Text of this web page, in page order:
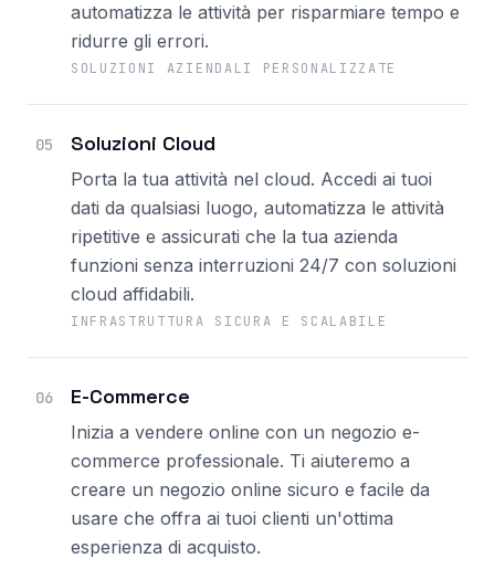
automatizza le attività per risparmiare tempo e
ridurre gli errori.
SOLUZIONI AZIENDALI PERSONALIZZATE
05 Soluzioni Cloud
Porta la tua attività nel cloud. Accedi ai tuoi
dati da qualsiasi luogo, automatizza le attività
ripetitive e assicurati che la tua azienda
funzioni senza interruzioni 24/7 con soluzioni
cloud affidabili.
INFRASTRUTTURA SICURA E SCALABILE
06 E-Commerce
Inizia a vendere online con un negozio e-
commerce professionale. Ti aiuteremo a
creare un negozio online sicuro e facile da
usare che offra ai tuoi clienti un'ottima
esperienza di acquisto.